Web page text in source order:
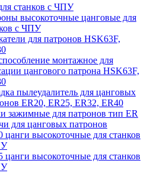
станков с ЧПУ
высокоточные цанговые для
с ЧПУ
для патронов HSK63F,
монтажное для
цангового патрона HSK63F,
пылеудалитель для цанговых
ER20, ER25, ER32, ER40
зажимные для патронов тип ER
для цанговых патронов
цанги высокоточные для станков
цанги высокоточные для станков